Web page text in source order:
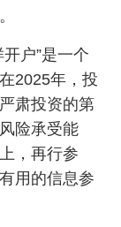
户”是一个
2025年，投
肃投资的第
险承受能
，再行参
用的信息参